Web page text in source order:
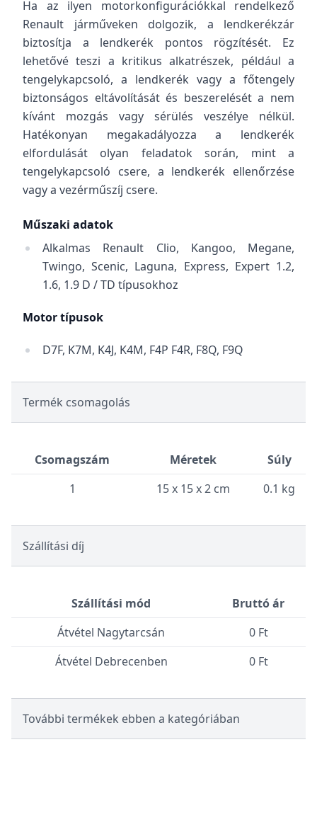
Ha az ilyen motorkonfigurációkkal rendelkező
Renault járműveken dolgozik, a lendkerékzár
biztosítja a lendkerék pontos rögzítését. Ez
lehetővé teszi a kritikus alkatrészek, például a
tengelykapcsoló, a lendkerék vagy a főtengely
biztonságos eltávolítását és beszerelését a nem
kívánt mozgás vagy sérülés veszélye nélkül.
Hatékonyan megakadályozza a lendkerék
elfordulását olyan feladatok során, mint a
tengelykapcsoló csere, a lendkerék ellenőrzése
vagy a vezérműszíj csere.
Műszaki adatok
Alkalmas Renault Clio, Kangoo, Megane,
Twingo, Scenic, Laguna, Express, Expert 1.2,
1.6, 1.9 D / TD típusokhoz
Motor típusok
D7F, K7M, K4J, K4M, F4P F4R, F8Q, F9Q
Termék csomagolás
Csomagszám Méretek
Súly
1
15 x 15 x 2 cm 0.1 kg
Szállítási díj
Szállítási mód
Bruttó ár
Átvétel Nagytarcsán
0 Ft
Átvétel Debrecenben
0 Ft
További termékek ebben a kategóriában